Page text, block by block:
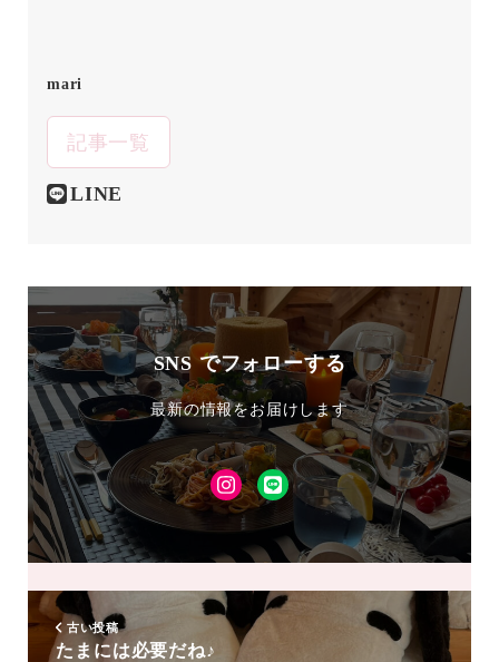
mari
記事一覧
LINE
SNS でフォローする
最新の情報をお届けします
Instagram
LINE
友
達
追
加
古い投稿
たまには必要だね♪